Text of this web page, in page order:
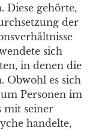
Diese gehörte,
der
sich
in denen die
Obwohl es sich
Personen im
mit seiner
handelte,